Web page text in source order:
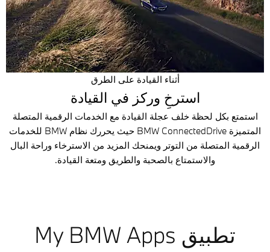
أثناء القيادة على الطرق
استرخِ وركز في القيادة
استمتع بكل لحظة خلف عجلة القيادة مع الخدمات الرقمية المتصلة
المتميزة BMW ConnectedDrive حيث يحررك نظام BMW للخدمات
الرقمية المتصلة من التوتر ويمنحك المزيد من الاسترخاء وراحة البال
والاستمتاع بالصحبة والطريق ومتعة القيادة.
تطبيق My BMW Apps